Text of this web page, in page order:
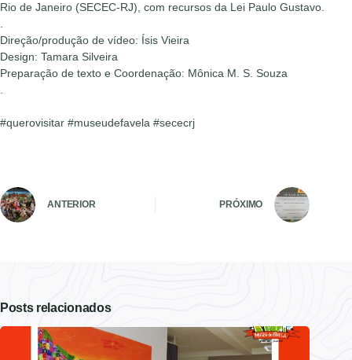
Rio de Janeiro (SECEC-RJ), com recursos da Lei Paulo Gustavo.
Direção/produção de vídeo: Ísis Vieira
Design: Tamara Silveira
Preparação de texto e Coordenação: Mônica M. S. Souza
#querovisitar #museudefavela #sececrj
ANTERIOR PRÓXIMO
Posts relacionados